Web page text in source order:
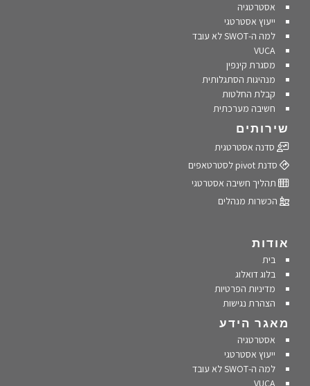
אסטרטגיה
ייעוץ אסטרטגי
למה ה-SWOT לא עובד
VUCA
מסגרת קינפין
מנהיגות הסתגלותית
קבלת החלטות
חשיבה מערכתית
שירותים
סדנה אסטרטגית
סדנת pivot לסטרטאפים
תהליך חשיבה אסטרטגי
הכשרות מנהלים
אודות
בית
בלוג דואלוג
מדיניות הפרטיות
הצהרת נגישות
מאגר הידע
אסטרטגיה
ייעוץ אסטרטגי
למה ה-SWOT לא עובד
VUCA